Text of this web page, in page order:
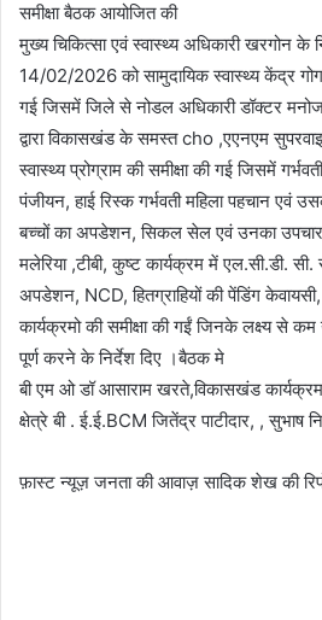
समीक्षा बैठक आयोजित की
मुख्य चिकित्सा एवं स्वास्थ्य अधिकारी खरगोन के
14/02/2026 को सामुदायिक स्वास्थ्य केंद्र
गई जिसमें जिले से नोडल अधिकारी डॉक्टर मनोज
द्वारा विकासखंड के समस्त cho ,एएनएम
स्वास्थ्य प्रोग्राम की समीक्षा की गई जिसमें
पंजीयन, हाई रिस्क गर्भवती महिला पहचान एवं
बच्चों का अपडेशन, सिकल सेल एवं उनका उपचार
मलेरिया ,टीबी, कुष्ट कार्यक्रम में एल.सी.डी. सी.
अपडेशन, NCD, हितग्राहियों की पेंडिंग केवायसी,
कार्यक्रमो की समीक्षा की गईं जिनके लक्ष्य से
पूर्ण करने के निर्देश दिए ।बैठक मे
बी एम ओ डॉ आसाराम खरते,विकासखंड
क्षेत्रे बी . ई.ई.BCM जितेंद्र पाटीदार, , सुभाष
फ़ास्ट न्यूज़ जनता की आवाज़ सादिक शेख की